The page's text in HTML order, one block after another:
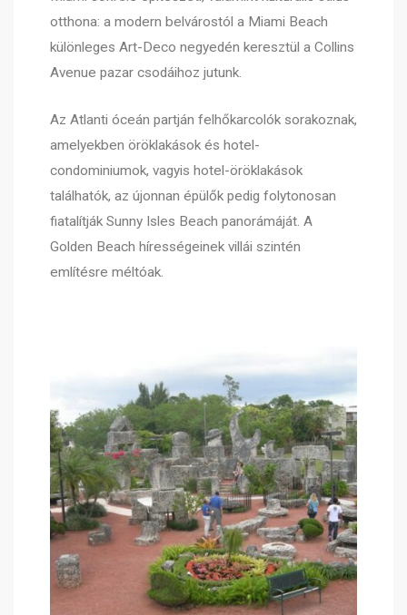
otthona: a modern belvárostól a Miami Beach
különleges Art-Deco negyedén keresztül a Collins
Avenue pazar csodáihoz jutunk.
Az Atlanti óceán partján felhőkarcolók sorakoznak,
amelyekben öröklakások és hotel-
condominiumok, vagyis hotel-öröklakások
találhatók, az újonnan épülők pedig folytonosan
fiatalítják Sunny Isles Beach panorámáját. A
Golden Beach hírességeinek villái szintén
említésre méltóak.